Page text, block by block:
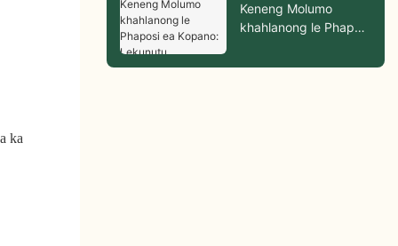
ka
Keneng Molumo
khahlanong le Phaposi
Litšenyehelo le ho